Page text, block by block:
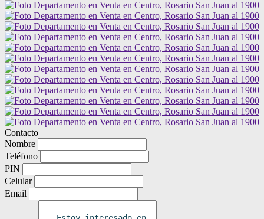
Contacto
Nombre
Teléfono
PIN
Celular
Email